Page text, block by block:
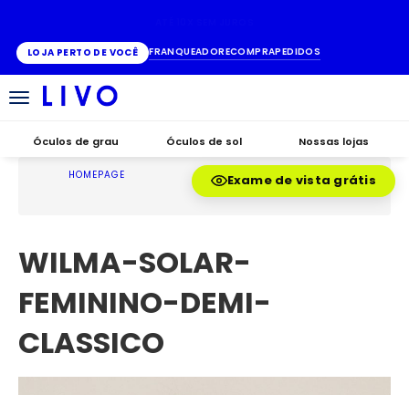
LOJA PERTO DE VOCÊ FRANQUEADORECOMPRAPEDIDOS
Alternar
Óculos de grau Óculos de sol Nossas lojas
Exame de vista grátis
HOMEPAGE
WILMA-SOLAR-
FEMININO-DEMI-
CLASSICO